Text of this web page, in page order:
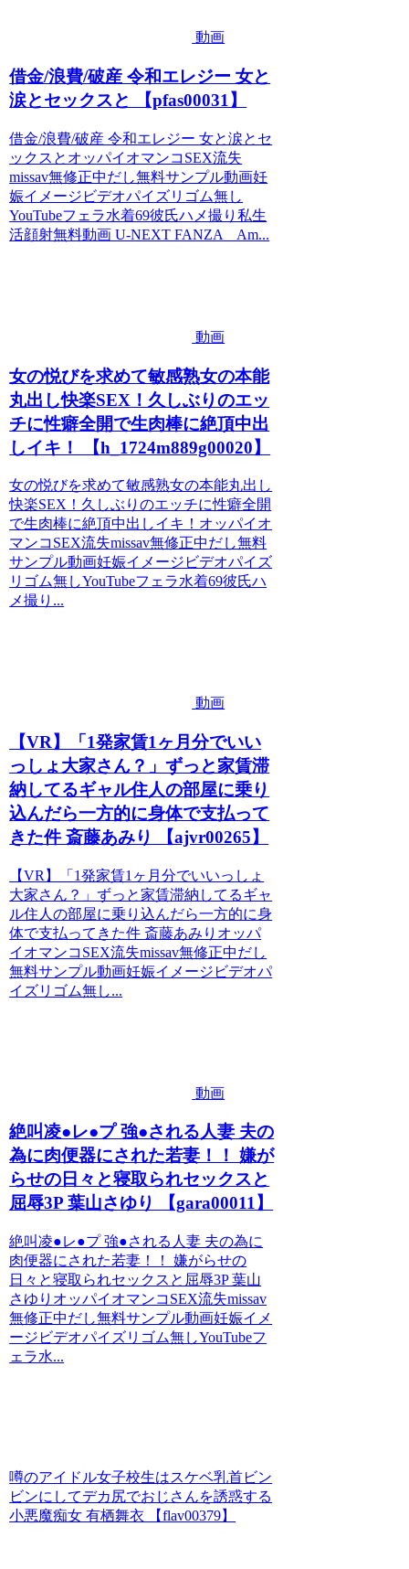
動画
借金/浪費/破産 令和エレジー 女と
涙とセックスと 【pfas00031】
借金/浪費/破産 令和エレジー 女と涙とセ
ックスとオッパイオマンコSEX流失
missav無修正中だし無料サンプル動画妊
娠イメージビデオパイズリゴム無し
YouTubeフェラ水着69彼氏ハメ撮り私生
活顔射無料動画 U-NEXT FANZA Am...
動画
女の悦びを求めて敏感熟女の本能
丸出し快楽SEX！久しぶりのエッ
チに性癖全開で生肉棒に絶頂中出
しイキ！ 【h_1724m889g00020】
女の悦びを求めて敏感熟女の本能丸出し
快楽SEX！久しぶりのエッチに性癖全開
で生肉棒に絶頂中出しイキ！オッパイオ
マンコSEX流失missav無修正中だし無料
サンプル動画妊娠イメージビデオパイズ
リゴム無しYouTubeフェラ水着69彼氏ハ
メ撮り...
動画
【VR】「1発家賃1ヶ月分でいい
っしょ大家さん？」ずっと家賃滞
納してるギャル住人の部屋に乗り
込んだら一方的に身体で支払って
きた件 斎藤あみり 【ajvr00265】
【VR】「1発家賃1ヶ月分でいいっしょ
大家さん？」ずっと家賃滞納してるギャ
ル住人の部屋に乗り込んだら一方的に身
体で支払ってきた件 斎藤あみりオッパ
イオマンコSEX流失missav無修正中だし
無料サンプル動画妊娠イメージビデオパ
イズリゴム無し...
動画
絶叫凌●レ●プ 強●される人妻 夫の
為に肉便器にされた若妻！！ 嫌が
らせの日々と寝取られセックスと
屈辱3P 葉山さゆり 【gara00011】
絶叫凌●レ●プ 強●される人妻 夫の為に
肉便器にされた若妻！！ 嫌がらせの
日々と寝取られセックスと屈辱3P 葉山
さゆりオッパイオマンコSEX流失missav
無修正中だし無料サンプル動画妊娠イメ
ージビデオパイズリゴム無しYouTubeフ
ェラ水...
噂のアイドル女子校生はスケベ乳首ビン
ビンにしてデカ尻でおじさんを誘惑する
小悪魔痴女 有栖舞衣 【flav00379】